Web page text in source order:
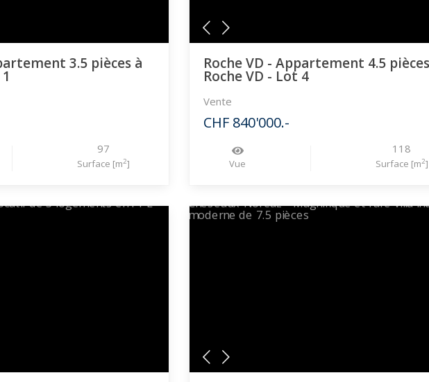
3.5 pièces à
97
Surface [m2]
Roche VD - Appartement 4.5
Roche VD - Lot 4
Vente
CHF 840'000.-
Vue
118
Surface [m2]